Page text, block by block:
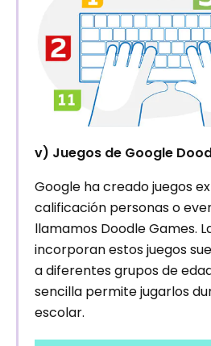
v) Juegos de Google
Google ha creado juegos
calificación personas o
llamamos Doodle Games.
incorporan estos juegos
a diferentes grupos de
sencilla permite jugarlos
escolar.